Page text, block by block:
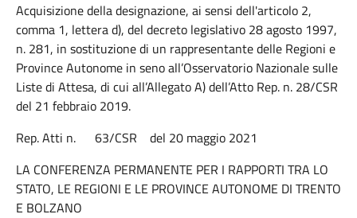
Acquisizione della designazione, ai sensi dell'articolo 2,
comma 1, lettera d), del decreto legislativo 28 agosto 1997,
n. 281, in sostituzione di un rappresentante delle Regioni e
Province Autonome in seno all’Osservatorio Nazionale sulle
Liste di Attesa, di cui all’Allegato A) dell’Atto Rep. n. 28/CSR
del 21 febbraio 2019.
Rep. Atti n. 63/CSR del 20 maggio 2021
LA CONFERENZA PERMANENTE PER I RAPPORTI TRA LO
STATO, LE REGIONI E LE PROVINCE AUTONOME DI TRENTO
E BOLZANO